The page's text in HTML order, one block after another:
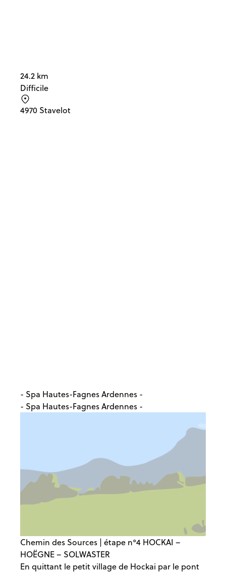
24.2 km
Difficile
4970 Stavelot
- Spa Hautes-Fagnes Ardennes -
- Spa Hautes-Fagnes Ardennes -
Chemin des Sources | étape n°4 HOCKAI –
HOËGNE – SOLWASTER
En quittant le petit village de Hockai par le pont